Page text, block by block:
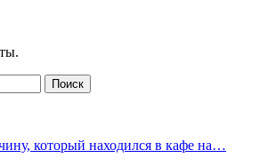
который находился в кафе на…